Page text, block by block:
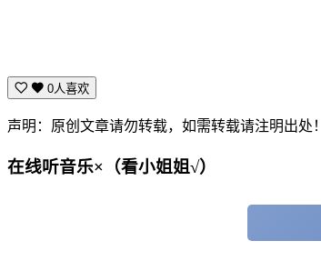
0人喜欢
声明：原创文章请勿转载，如需转载请注明出处！
在线听音乐×（看小姐姐√）